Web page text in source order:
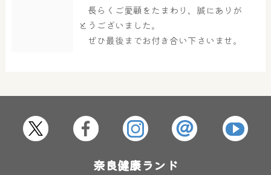
長らくご愛顧をたまわり、誠にありが
とうございました。
ぜひ最後までお付き合い下さいませ。
奈良健康ランド